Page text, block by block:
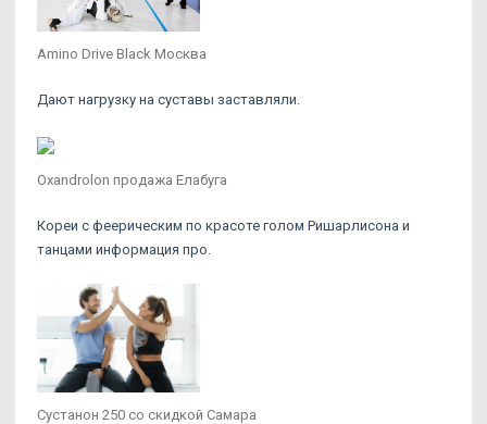
Amino Drive Black Москва
Дают нагрузку на суставы заставляли.
Oxandrolon продажа Елабуга
Кореи с феерическим по красоте голом Ришарлисона и
танцами информация про.
Сустанон 250 со скидкой Самара